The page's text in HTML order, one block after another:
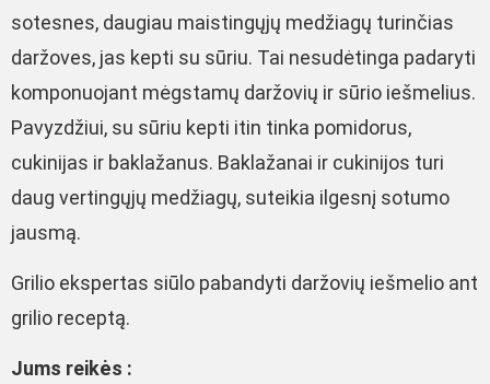
sotesnes, daugiau maistingųjų medžiagų turinčias
daržoves, jas kepti su sūriu. Tai nesudėtinga padaryti
komponuojant mėgstamų daržovių ir sūrio iešmelius.
Pavyzdžiui, su sūriu kepti itin tinka pomidorus,
cukinijas ir baklažanus. Baklažanai ir cukinijos turi
daug vertingųjų medžiagų, suteikia ilgesnį sotumo
jausmą.
Grilio ekspertas siūlo pabandyti daržovių iešmelio ant
grilio receptą.
Jums reikės :